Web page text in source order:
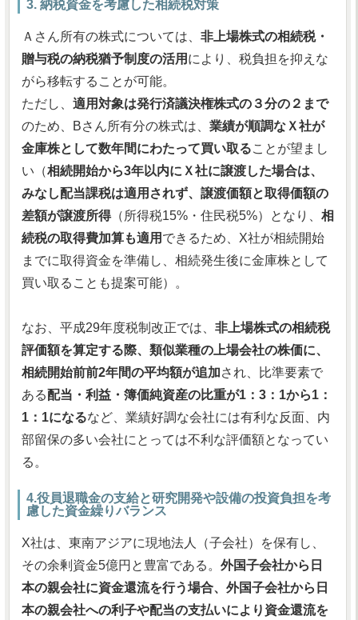
3. 納税資金を考慮した相続税対策
Ａさん所有の株式については、 非上場株式の相続税・
贈与税の納税猶予制度の活用 により、税負担を抑えな
がら移転することが可能。
ただし、 適用対象は発行済議決権株式の３分の２まで
のため、Bさん所有分の株式は、 業績が順調なＸ社が
金庫株として数年間にわたって買い取ることが望まし
い（相続開始から3年以内にＸ社に譲渡した場合は、
みなし配当課税は適用されず、譲渡価額と取得価額の
差額が譲渡所得（所得税15%・住民税5%）となり、 相
続税の取得費加算も適用 できるため、X社が相続開始
までに取得資金を準備し、相続発生後に金庫株として
買い取ることも提案可能）。
なお、平成29年度税制改正では、 非上場株式の相続税
評価額を算定する際、類似業種の上場会社の株価に、
相続開始前前2年間の平均額が追加され、比準要素で
ある配当・利益・簿価純資産の比重が1：3：1から1：
1：1になるなど、業績好調な会社には有利な反面、内
部留保の多い会社にとっては不利な評価額となってい
る。
4.役員退職金の支給と研究開発や設備の投資負担を考
慮した資金繰りバランス
X社は、東南アジアに現地法人（子会社）を保有し、
その余剰資金5億円と豊富である。 外国子会社から日
本の親会社に資金還流を行う場合、外国子会社から日
本の親会社への利子や配当の支払いにより資金還流を